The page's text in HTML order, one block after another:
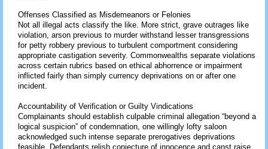
Offenses Classified as Misdemeanors or Felonies
Not all illegal acts classify the like. More strict, grave outrages like
violation, arson previous to murder withstand lesser transgressions
for petty robbery previous to turbulent comportment considering
appropriate castigation severity. Commonwealths separate violations
across certain rubrics based on ethical abhorrence or impairment
inflicted fairly than simply currency deprivations on or after one
incident.
Accountability of Verification or Guilty Vindications
Complainants should establish culpable criminal allegation “beyond a
logical suspicion” of condemnation, one willingly lofty saloon
acknowledged such intense separate prerogatives deprivations
feasible. Defendants relish conjecture of innocence and canst raise